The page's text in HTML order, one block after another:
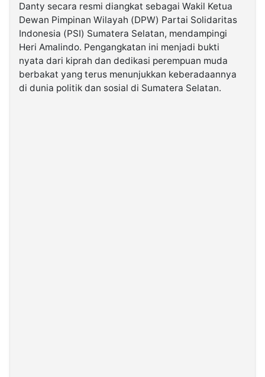
Kabarbaru.co
2026
Kabarbaru
Danty secara resmi diangkat sebagai Wakil Ketua
Dewan Pimpinan Wilayah (DPW) Partai Solidaritas
Indonesia (PSI) Sumatera Selatan, mendampingi
Heri Amalindo. Pengangkatan ini menjadi bukti
nyata dari kiprah dan dedikasi perempuan muda
berbakat yang terus menunjukkan keberadaannya
di dunia politik dan sosial di Sumatera Selatan.